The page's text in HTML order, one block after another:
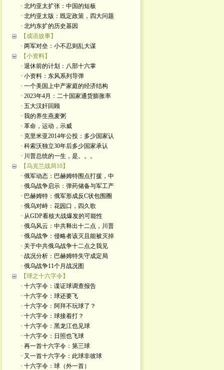
· 北约亚太扩张：中国的短板
· 北约亚太版：既定政策，四大问题
· 北约东扩的历史基因
【成语故事】
· 两军对垒：小不忍则乱大谋
【小资料】
· 退休前的计划：八部十六掌
· 小资料：东风系列导弹
· 一个美国上中产家庭的经济结构
· 2023年4月：二十国家通货膨胀率
· 五大汉奸回顾
· 我的养生燕麦粥
· 革命，运动，示威
· 克里米亚2014年公投：多少国家认
· 科索沃独立30年后多少国家承认
· 川普总统的一生，是。。。
【乌克兰战局10】
· 俄军动态：巴赫姆特围点打援，中
· 俄乌战争启示：弹药储备与军工产
· 巴赫姆特：俄军形成反C状包围圈
· 俄乌对峙：花园口，四久歌
· 从GDP看核大战爆发的可能性
· 俄乌风云：中共释出十二点，川普
· 俄乌战争：侵略者该灭且能被灭掉
· 关于中共俄乌战争十二点之我见
· 战况分析：巴赫姆特失守成定局
· 俄乌战争11个月战况图
【球之十六字令】
· 十六字令：谍证球调查报告
· 十六字令：球还要飞
· 十六字令：阿拜不玩球了？
· 十六字令：球接着打？
· 十六字令：黑龙江也见球
· 十六字令：日照也飞球
· 再一首十六字令：第三球
· 又一首十六字令：此球非彼球
· 十六字令：球（外一首）